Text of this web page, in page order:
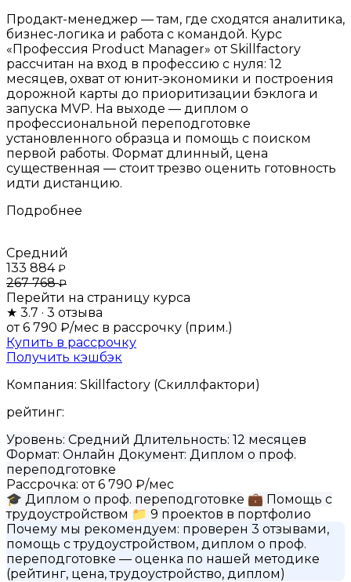
Продакт-менеджер — там, где сходятся аналитика,
бизнес-логика и работа с командой. Курс
«Профессия Product Manager» от Skillfactory
рассчитан на вход в профессию с нуля: 12
месяцев, охват от юнит-экономики и построения
дорожной карты до приоритизации бэклога и
запуска MVP. На выходе — диплом о
профессиональной переподготовке
установленного образца и помощь с поиском
первой работы. Формат длинный, цена
существенная — стоит трезво оценить готовность
идти дистанцию.
Подробнее
Средний
133 884₽
267 768₽
Перейти на страницу курса
★ 3.7 · 3 отзыва
от 6 790 ₽/мес в рассрочку (прим.)
Купить в рассрочку
Получить кэшбэк
Компания: Skillfactory (Скиллфактори)
рейтинг:
Уровень: Средний Длительность: 12 месяцев
Формат: Онлайн Документ: Диплом о проф.
переподготовке
Рассрочка: от 6 790 ₽/мес
🎓 Диплом о проф. переподготовке 💼 Помощь с
трудоустройством 📁 9 проектов в портфолио
Почему мы рекомендуем: проверен 3 отзывами,
помощь с трудоустройством, диплом о проф.
переподготовке — оценка по нашей методике
(рейтинг, цена, трудоустройство, диплом)